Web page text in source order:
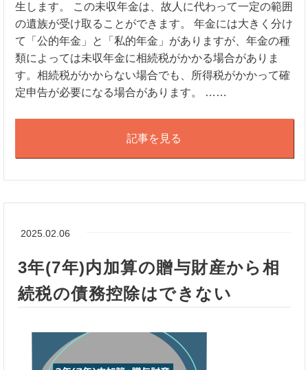
生します。 この未収年金は、故人に代わって一定の範囲
の遺族が受け取ることができます。 年金には大きく分け
て「公的年金」と「私的年金」がありますが、年金の種
類によっては未収年金に相続税がかかる場合がありま
す。相続税がかからない場合でも、所得税がかかって確
定申告が必要になる場合があります。 ……
記事を見る
2025.02.06
3年(7年)内加算の贈与財産から相
続税の債務控除はできない